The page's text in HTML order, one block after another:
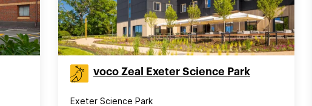
voco Zeal Exeter Science Park
Exeter Science Park